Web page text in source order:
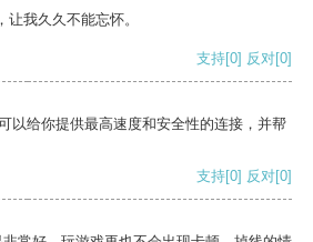
我久久不能忘怀。
支持[0] 反对[0]
以给你提供最高速度和安全性的连接，并帮
支持[0] 反对[0]